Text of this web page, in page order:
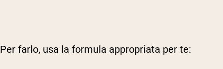
Per farlo, usa la formula appropriata per te: